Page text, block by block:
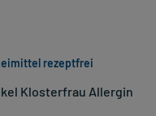
Klosterfrau Allergin
rezeptfrei